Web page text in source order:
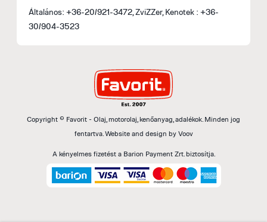
Általános: +36-20/921-3472, ZviZZer, Kenotek : +36-
30/904-3523
Copyright © Favorit - Olaj, motorolaj, kenőanyag, adalékok. Minden jog
fentartva.Website and design by Voov
A kényelmes fizetést a Barion Payment Zrt. biztosítja.